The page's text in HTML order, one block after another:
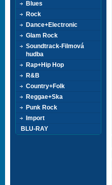
Blues
Rock
Dance+Electronic
Glam Rock
Soundtrack-Filmová
hudba
Rap+Hip Hop
R&B
Country+Folk
Reggae+Ska
Punk Rock
Import
BLU-RAY